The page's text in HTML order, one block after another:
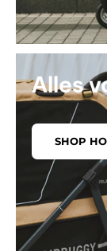
Alles
SHOP